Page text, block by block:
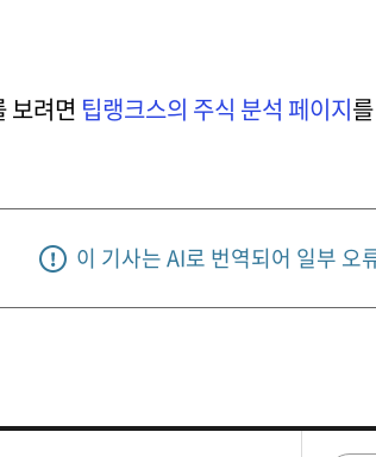
보려면 팁랭크스의 주식 분석 페이지
이 기사는 AI로 번역되어 일부 오